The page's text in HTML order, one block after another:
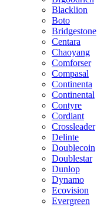
Blacklion
Boto
Bridgestone
Centara
Chaoyang
Comforser
Compasal
Continenta
Continental
Contyre
Cordiant
Crossleader
Delinte
Doublecoin
Doublestar
Dunlop
Dynamo
Ecovision
Evergreen